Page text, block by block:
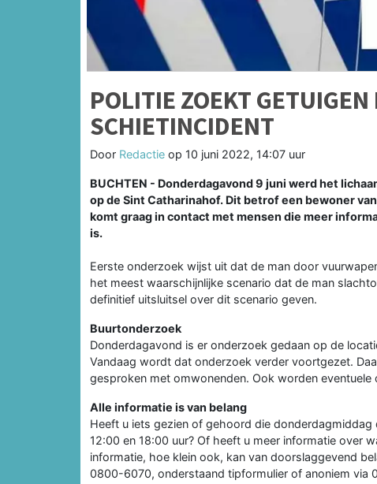
POLITIE ZOEKT
SCHIETINCIDENT
Door Redactie op 10 juni 2022, 14:07 uur
BUCHTEN - Donderdagavond 9 juni werd het
op de Sint Catharinahof. Dit betrof een bewoner
komt graag in contact met mensen die meer
is.
Eerste onderzoek wijst uit dat de man door
het meest waarschijnlijke scenario dat de man
definitief uitsluitsel over dit scenario geven.
Buurtonderzoek
Donderdagavond is er onderzoek gedaan op de
Vandaag wordt dat onderzoek verder voortgezet.
gesproken met omwonenden. Ook worden eventuele
Alle informatie is van belang
Heeft u iets gezien of gehoord die
12:00 en 18:00 uur? Of heeft u meer informatie over
informatie, hoe klein ook, kan van doorslaggevend
0800-6070, onderstaand tipformulier of anoniem via